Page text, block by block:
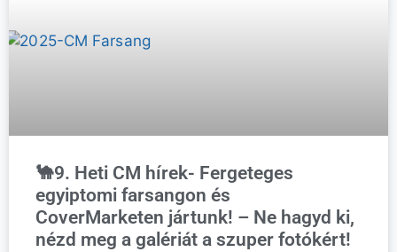
🐪9. Heti CM hírek- Fergeteges
egyiptomi farsangon és
CoverMarketen jártunk! – Ne hagyd ki,
nézd meg a galériát a szuper fotókért!